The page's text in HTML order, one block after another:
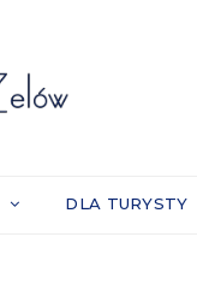
DLA TURYSTY